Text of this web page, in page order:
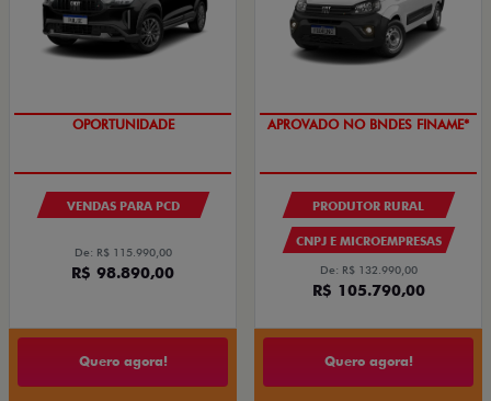
OPORTUNIDADE
VENDAS PARA PCD
De: R$ 115.990,00
R$ 98.890,00
Quero agora!
APROVADO NO BNDES FINAME*
PRODUTOR RURAL
CNPJ E MICROEMPRESAS
De: R$ 132.990,00
R$ 105.790,00
Quero agora!